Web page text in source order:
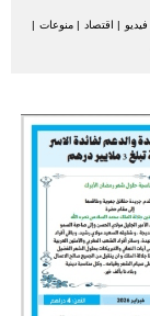
فيديو | اقتصاد |منوعات |